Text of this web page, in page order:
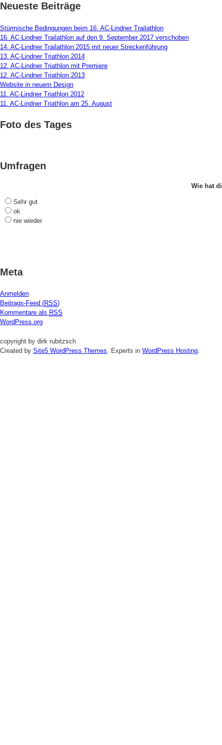
Neueste Beiträge
Stürmische Bedingungen beim 16. AC-Lindner Trailathlon
16. AC-Lindner Trailathlon auf den 9. September 2017 verschoben
14. AC-Lindner Trailathlon 2015 mit neuer Streckenführung
13. AC-Lindner Triathlon 2014
12. AC-Lindner Triathlon mit Premiere
12. AC-Lindner Triathlon 2013
Website in neuem Design
11. AC-Lindner Triathlon 2012
11. AC-Lindner Triathlon am 25. August
Foto des Tages
Umfragen
Wie hat
Sehr gut
ok
nie wieder
Meta
Anmelden
Beitrags-Feed (RSS)
Kommentare als RSS
WordPress.org
copyright by dirk rubitzsch
Created by Site5 WordPress Themes . Experts in WordPress Hosting